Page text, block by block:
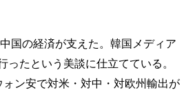
国の経済が支えた。韓国メディア
たという美談に仕立てている。
ン安で対米・対中・対欧州輸出が